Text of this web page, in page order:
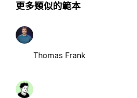
更多類似的範本
Thomas Frank